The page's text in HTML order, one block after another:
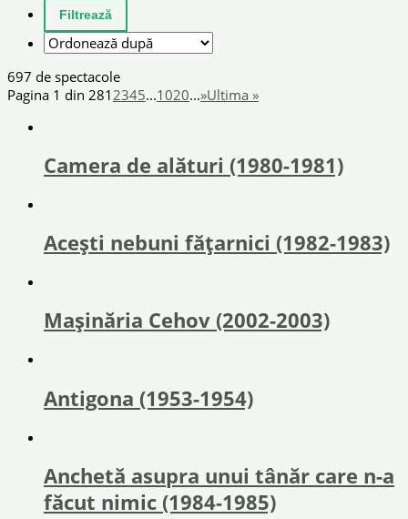
697 de spectacole
Pagina 1 din 281 2345...1020...»Ultima »
Camera de alături (1980-1981)
Acești nebuni fățarnici (1982-1983)
Mașinăria Cehov (2002-2003)
Antigona (1953-1954)
Anchetă asupra unui tânăr care n-a
făcut nimic (1984-1985)